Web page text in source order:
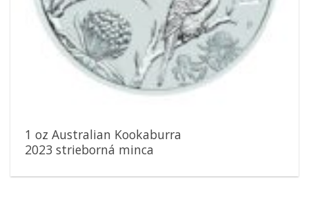
1 oz Australian Kookaburra
2023 strieborná minca